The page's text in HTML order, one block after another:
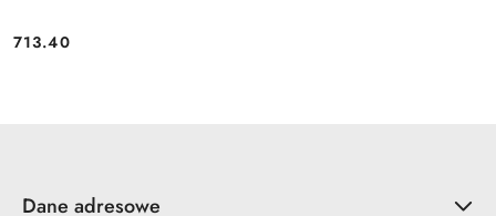
Cena:
713.40
Dane adresowe